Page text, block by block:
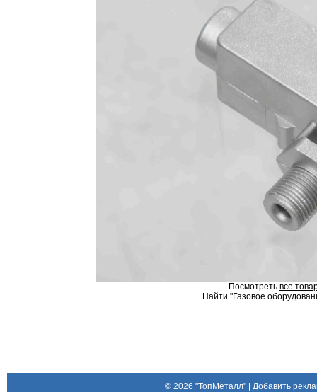
Посмотреть все
Найти "Газовое
© 2026 "ТопМеталл"| Добавить